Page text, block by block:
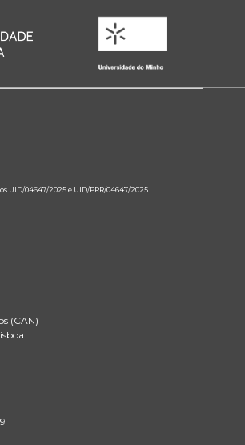
UID/04647/2025 e UID/PRR/04647/2025.
(CAN)